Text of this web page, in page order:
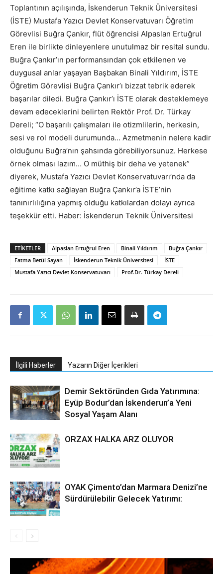
Toplantının açılışında, İskenderun Teknik Üniversitesi
(İSTE) Mustafa Yazıcı Devlet Konservatuvarı Öğretim
Görevlisi Buğra Çankır, flüt öğrencisi Alpaslan Ertuğrul
Eren ile birlikte dinleyenlere unutulmaz bir resital sundu.
Buğra Çankır’ın performansından çok etkilenen ve
duygusal anlar yaşayan Başbakan Binali Yıldırım, İSTE
Öğretim Görevlisi Buğra Çankır’ı bizzat tebrik ederek
başarılar diledi. Buğra Çankır’ı İSTE olarak desteklemeye
devam edeceklerini belirten Rektör Prof. Dr. Türkay
Dereli; “O başarılı çalışmaları ile otizmlilerin, herkesin,
sesi ve rol modeli durumunda… Azmetmenin nelere kadir
olduğunu Buğra’nın şahsında görebiliyorsunuz. Herkese
örnek olması lazım… O müthiş bir deha ve yetenek”
diyerek, Mustafa Yazıcı Devlet Konservatuvarı’nda da
eğitime katkı sağlayan Buğra Çankır’a İSTE’nin
tanınırlılığına yapmış olduğu katkılardan dolayı ayrıca
teşekkür etti. Haber: İskenderun Teknik Üniversitesi
ETIKETLER Alpaslan Ertuğrul Eren Binali Yıldırım
Buğra Çankır
Fatma Betül Sayan
İskenderun Teknik Üniversitesi
İSTE
Mustafa Yazıcı Devlet Konservatuvarı
Prof.Dr. Türkay Dereli
İlgili Haberler Yazarın Diğer İçerikleri
Demir Sektöründen Gıda Yatırımına:
Eyüp Bodur’dan İskenderun’a Yeni
Sosyal Yaşam Alanı
ORZAX HALKA ARZ OLUYOR
OYAK Çimento’dan Marmara Denizi’ne
Sürdürülebilir Gelecek Yatırımı: